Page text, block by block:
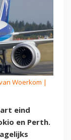
Woerkom |
eind
en Perth.